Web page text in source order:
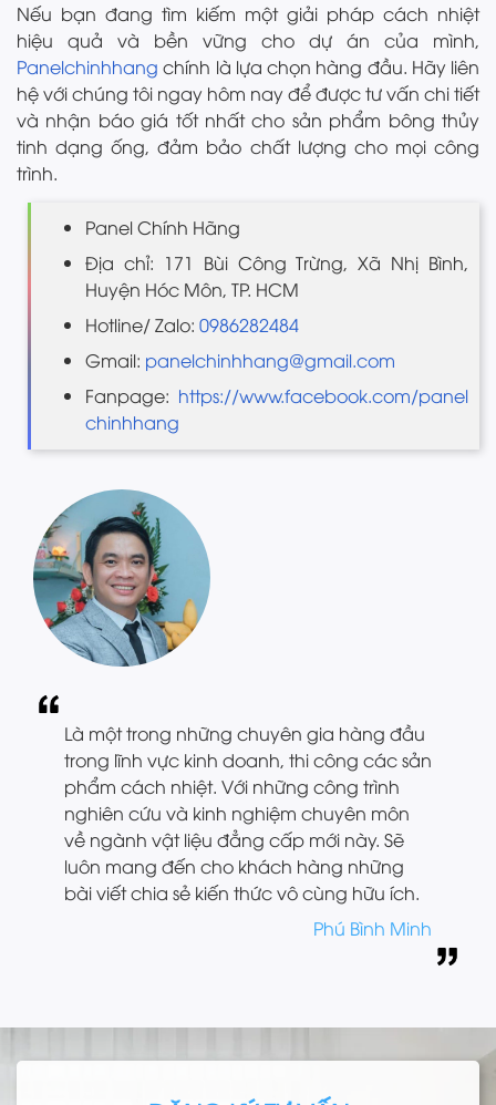
Nếu bạn đang tìm kiếm một giải pháp cách nhiệt
hiệu quả và bền vững cho dự án của mình,
Panelchinhhang chính là lựa chọn hàng đầu. Hãy liên
hệ với chúng tôi ngay hôm nay để được tư vấn chi tiết
và nhận báo giá tốt nhất cho sản phẩm bông thủy
tinh dạng ống, đảm bảo chất lượng cho mọi công
trình.
Panel Chính Hãng
Địa chỉ: 171 Bùi Công Trừng, Xã Nhị Bình,
Huyện Hóc Môn, TP. HCM
Hotline/ Zalo: 0986282484
Gmail: panelchinhhang@gmail.com
Fanpage: https://www.facebook.com/panel
chinhhang
Là một trong những chuyên gia hàng đầu
trong lĩnh vực kinh doanh, thi công các sản
phẩm cách nhiệt. Với những công trình
nghiên cứu và kinh nghiệm chuyên môn
về ngành vật liệu đẳng cấp mới này. Sẽ
luôn mang đến cho khách hàng những
bài viết chia sẻ kiến thức vô cùng hữu ích.
Phú Bình Minh